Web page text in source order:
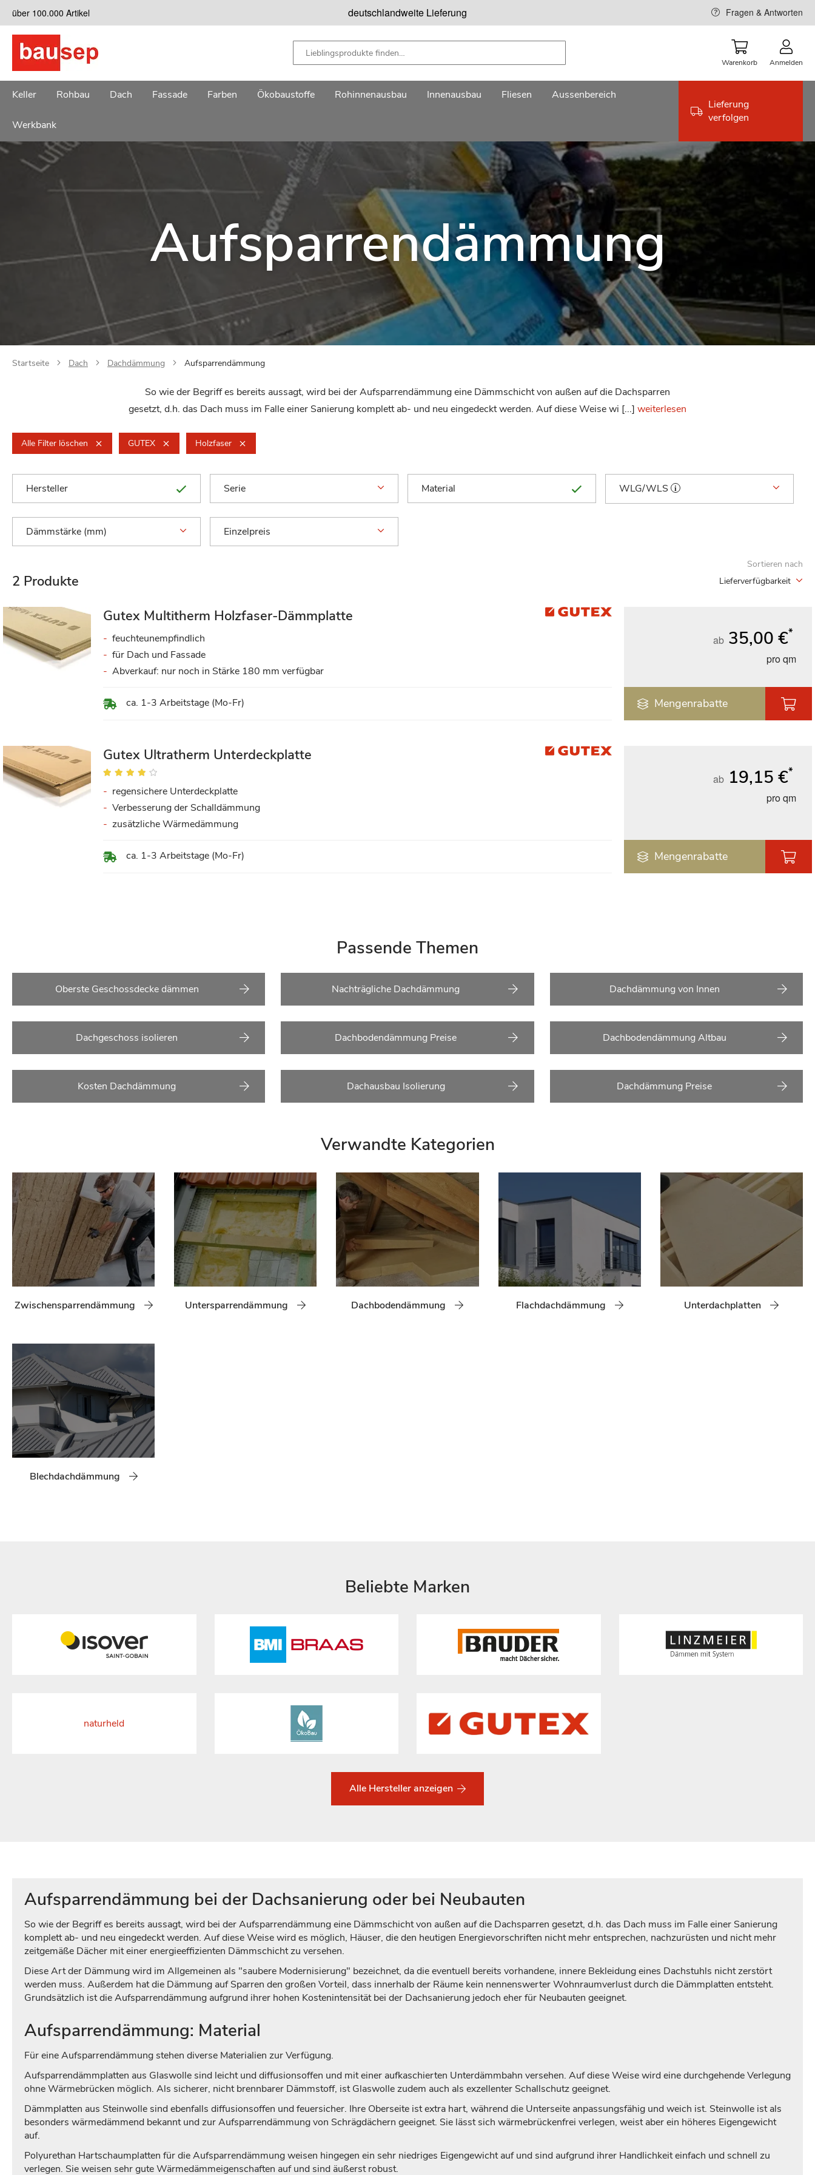
Zum
Inhalt
springen
über 100.000 Artikel deutschlandweite Lieferung Fragen & Antworten
Warenkorb Anmelden
Keller Rohbau Dach Fassade Farben Ökobaustoffe Rohinnenausbau Innenausbau Fliesen Aussenbereich
Werkbank
Lieferung
verfolgen
Aufsparrendämmung
Startseite Dach Dachdämmung Aufsparrendämmung
So wie der Begriff es bereits aussagt, wird bei der Aufsparrendämmung eine Dämmschicht von außen auf die Dachsparren
gesetzt, d.h. das Dach muss im Falle einer Sanierung komplett ab- und neu eingedeckt werden. Auf diese Weise wi [...] weiterlesen
Alle Filter löschen GUTEX Holzfaser
Hersteller Serie Material WLG/WLS
Dämmstärke (mm) Einzelpreis
2 Produkte
Sortieren nach
Lieferverfügbarkeit
Gutex Multitherm Holzfaser-Dämmplatte
ca. 1-3 Arbeitstage (Mo-Fr)
ab 35,00 €*
pro qm
feuchteunempfindlich
für Dach und Fassade
Abverkauf: nur noch in Stärke 180 mm verfügbar
Mengenrabatte
Gutex Ultratherm Unterdeckplatte
Bewertung:
ca. 1-3 Arbeitstage (Mo-Fr)
ab 19,15 €*
pro qm
regensichere Unterdeckplatte
Verbesserung der Schalldämmung
zusätzliche Wärmedämmung
Mengenrabatte
Passende Themen
Oberste Geschossdecke dämmen Nachträgliche Dachdämmung Dachdämmung von Innen
Dachgeschoss isolieren Dachbodendämmung Preise Dachbodendämmung Altbau
Kosten Dachdämmung Dachausbau Isolierung Dachdämmung Preise
Verwandte Kategorien
Zwischensparrendämmung Untersparrendämmung Dachbodendämmung Flachdachdämmung Unterdachplatten
Blechdachdämmung
Beliebte Marken
naturheld
Alle Hersteller anzeigen
Aufsparrendämmung bei der Dachsanierung oder bei Neubauten
So wie der Begriff es bereits aussagt, wird bei der Aufsparrendämmung eine Dämmschicht von außen auf die Dachsparren gesetzt, d.h. das Dach muss im Falle einer Sanierung
komplett ab- und neu eingedeckt werden. Auf diese Weise wird es möglich, Häuser, die den heutigen Energievorschriften nicht mehr entsprechen, nachzurüsten und nicht mehr
zeitgemäße Dächer mit einer energieeffizienten Dämmschicht zu versehen.
Diese Art der Dämmung wird im Allgemeinen als "saubere Modernisierung" bezeichnet, da die eventuell bereits vorhandene, innere Bekleidung eines Dachstuhls nicht zerstört
werden muss. Außerdem hat die Dämmung auf Sparren den großen Vorteil, dass innerhalb der Räume kein nennenswerter Wohnraumverlust durch die Dämmplatten entsteht.
Grundsätzlich ist die Aufsparrendämmung aufgrund ihrer hohen Kostenintensität bei der Dachsanierung jedoch eher für Neubauten geeignet.
Aufsparrendämmung: Material
Für eine Aufsparrendämmung stehen diverse Materialien zur Verfügung.
Aufsparrendämmplatten aus Glaswolle sind leicht und diffusionsoffen und mit einer aufkaschierten Unterdämmbahn versehen. Auf diese Weise wird eine durchgehende Verlegung
ohne Wärmebrücken möglich. Als sicherer, nicht brennbarer Dämmstoff, ist Glaswolle zudem auch als exzellenter Schallschutz geeignet.
Dämmplatten aus Steinwolle sind ebenfalls diffusionsoffen und feuersicher. Ihre Oberseite ist extra hart, während die Unterseite anpassungsfähig und weich ist. Steinwolle ist als
besonders wärmedämmend bekannt und zur Aufsparrendämmung von Schrägdächern geeignet. Sie lässt sich wärmebrückenfrei verlegen, weist aber ein höheres Eigengewicht
auf.
Polyurethan Hartschaumplatten für die Aufsparrendämmung weisen hingegen ein sehr niedriges Eigengewicht auf und sind aufgrund ihrer Handlichkeit einfach und schnell zu
verlegen. Sie weisen sehr gute Wärmedämmeigenschaften auf und sind äußerst robust.